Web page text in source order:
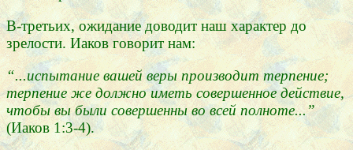
В-третьих, ожидание доводит наш характер до
зрелости. Иаков говорит нам:
“...испытание вашей веры производит терпение;
терпение же должно иметь совершенное действие,
чтобы вы были совершенны во всей полноте...”
(Иаков 1:3-4).